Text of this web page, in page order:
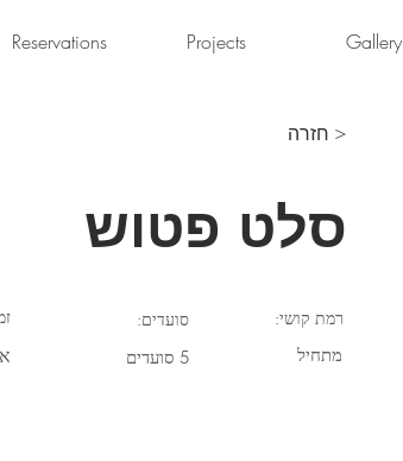
Reservations Projects Gallery
< חזרה
סלט פטוש
סועדים:
5 סועדים
רמת קושי:
מתחיל